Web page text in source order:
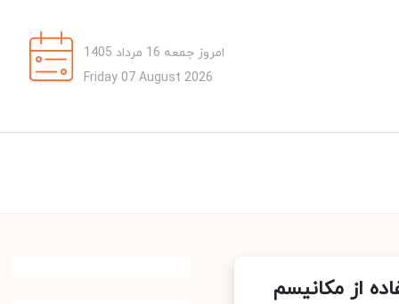
امروز جمعه 16 مرداد 1405
Friday 07 August 2026
از مکانیسم